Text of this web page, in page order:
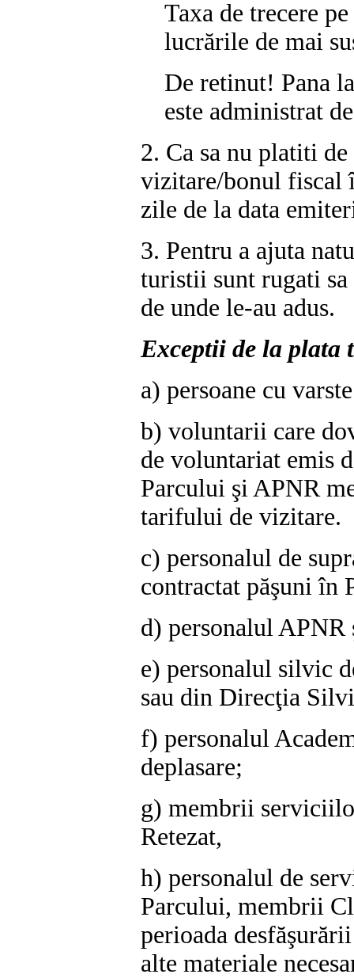
Taxa de trecere
lucrările de mai
De retinut! Pana
este administrat
2. Ca sa nu platiti
vizitare/bonul fiscal
zile de la data
3. Pentru a ajuta
turistii sunt rugati sa
de unde le-au adus.
Exceptii de la plata
a) persoane cu
b) voluntarii care
de voluntariat emis
Parcului şi APNR
tarifului de vizitare.
c) personalul de
contractat păşuni în
d) personalul
e) personalul silvic
sau din Direcţia
f) personalul
deplasare;
g) membrii
Retezat,
h) personalul de
Parcului, membrii
perioada
alte materiale